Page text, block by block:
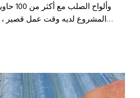
وألواح
المشروع لديه وقت عمل قصير ،
المصنع قريبًا وكان معظم